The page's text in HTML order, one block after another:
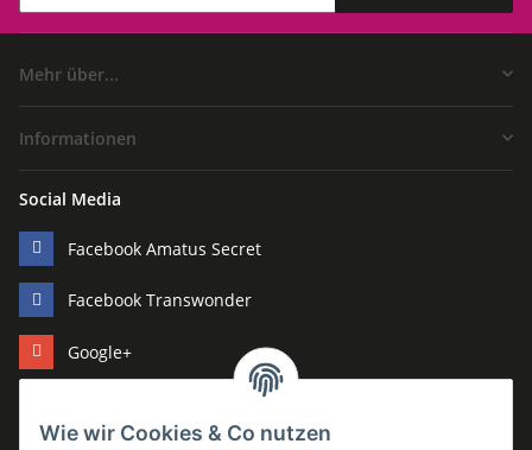
Mehr über...
Informationen
Social Media
Facebook Amatus Secret
Facebook Transwonder
Google+
Wie wir Cookies & Co nutzen